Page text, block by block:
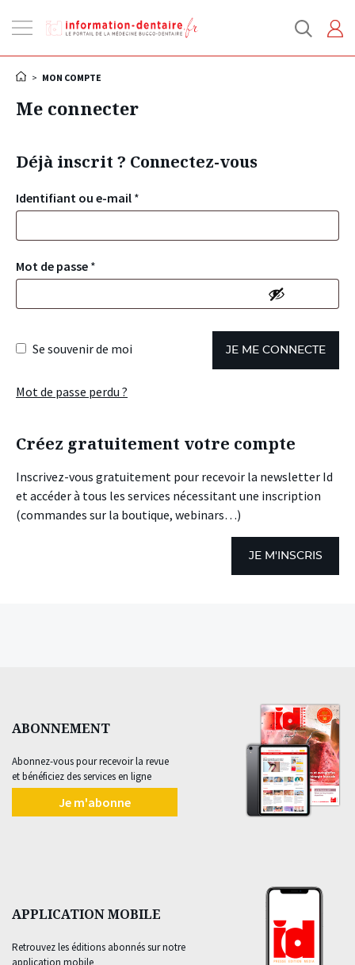
la
> MON COMPTE
Me connecter
Déjà inscrit ? Connectez-vous
Identifiant ou e-mail *
Mot de passe *
Se souvenir de moi JE ME CONNECTE
Mot de passe perdu ?
Créez gratuitement votre compte
Inscrivez-vous gratuitement pour recevoir la newsletter Id
et accéder à tous les services nécessitant une inscription
(commandes sur la boutique, webinars…)
JE M'INSCRIS
ABONNEMENT
Abonnez-vous pour recevoir la revue
et bénéficiez des services en ligne
Je m'abonne
APPLICATION MOBILE
Retrouvez les éditions abonnés sur notre
application mobile